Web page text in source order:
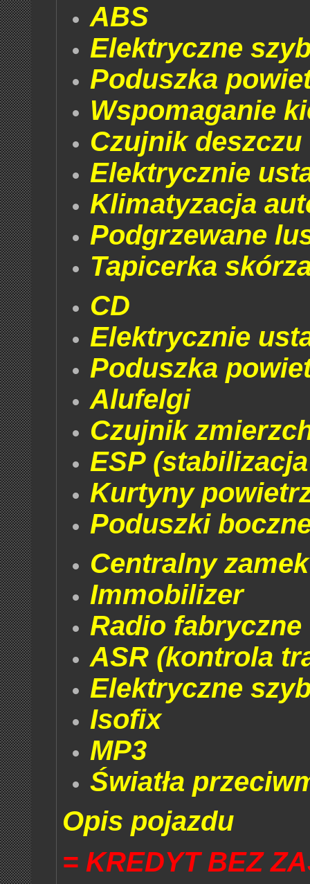
ABS
Elektryczne
Poduszka
Wspomaganie
Czujnik deszczu
Elektrycznie
Klimatyzacja
Podgrzewane
Tapicerka
CD
Elektrycznie
Poduszka
Alufelgi
Czujnik
ESP
Kurtyny
Poduszki
Centralny zamek
Immobilizer
Radio fabryczne
ASR (kontrola
Elektryczne
Isofix
MP3
Światła
Opis pojazdu
= KREDYT BEZ